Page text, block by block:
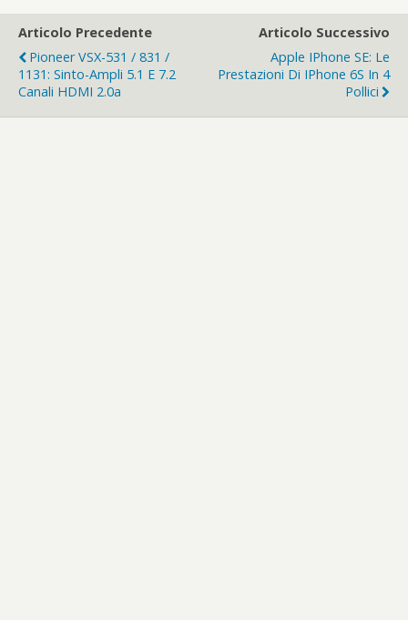
Articolo Precedente
Pioneer VSX-531 / 831 /
1131: Sinto-Ampli 5.1 E 7.2
Canali HDMI 2.0a
Articolo Successivo
Apple IPhone SE: Le
Prestazioni Di IPhone 6S In 4
Pollici